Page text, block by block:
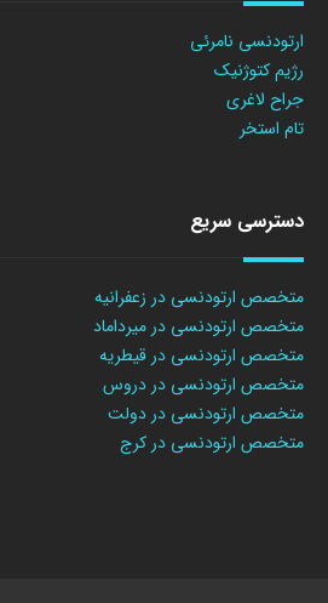
ارتودنسی نامرئی
رژیم کتوژنیک
جراح لاغری
تام استخر
دسترسی سریع
متخصص ارتودنسی در زعفرانیه
متخصص ارتودنسی در میرداماد
متخصص ارتودنسی در قیطریه
متخصص ارتودنسی در دروس
متخصص ارتودنسی در دولت
متخصص ارتودنسی در کرج